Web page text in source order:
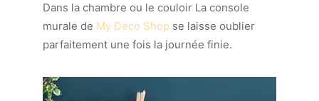
Dans la chambre ou le couloir La console
murale de My Deco Shop se laisse oublier
parfaitement une fois la journée finie.